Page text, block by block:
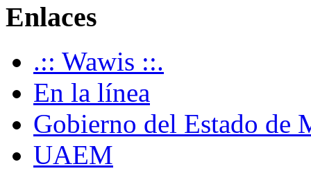
Enlaces
.:: Wawis ::.
En la línea
Gobierno del Estado de
UAEM